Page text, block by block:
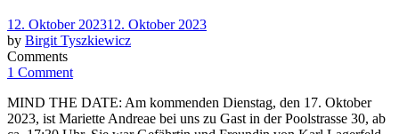
Posted
on
12. Oktober 202312. Oktober 2023
by Birgit Tyszkiewicz
Comments
1 Comment
MIND THE DATE: Am kommenden Dienstag, den 17. Oktober
2023, ist Mariette Andreae bei uns zu Gast in der Poolstrasse 30, ab